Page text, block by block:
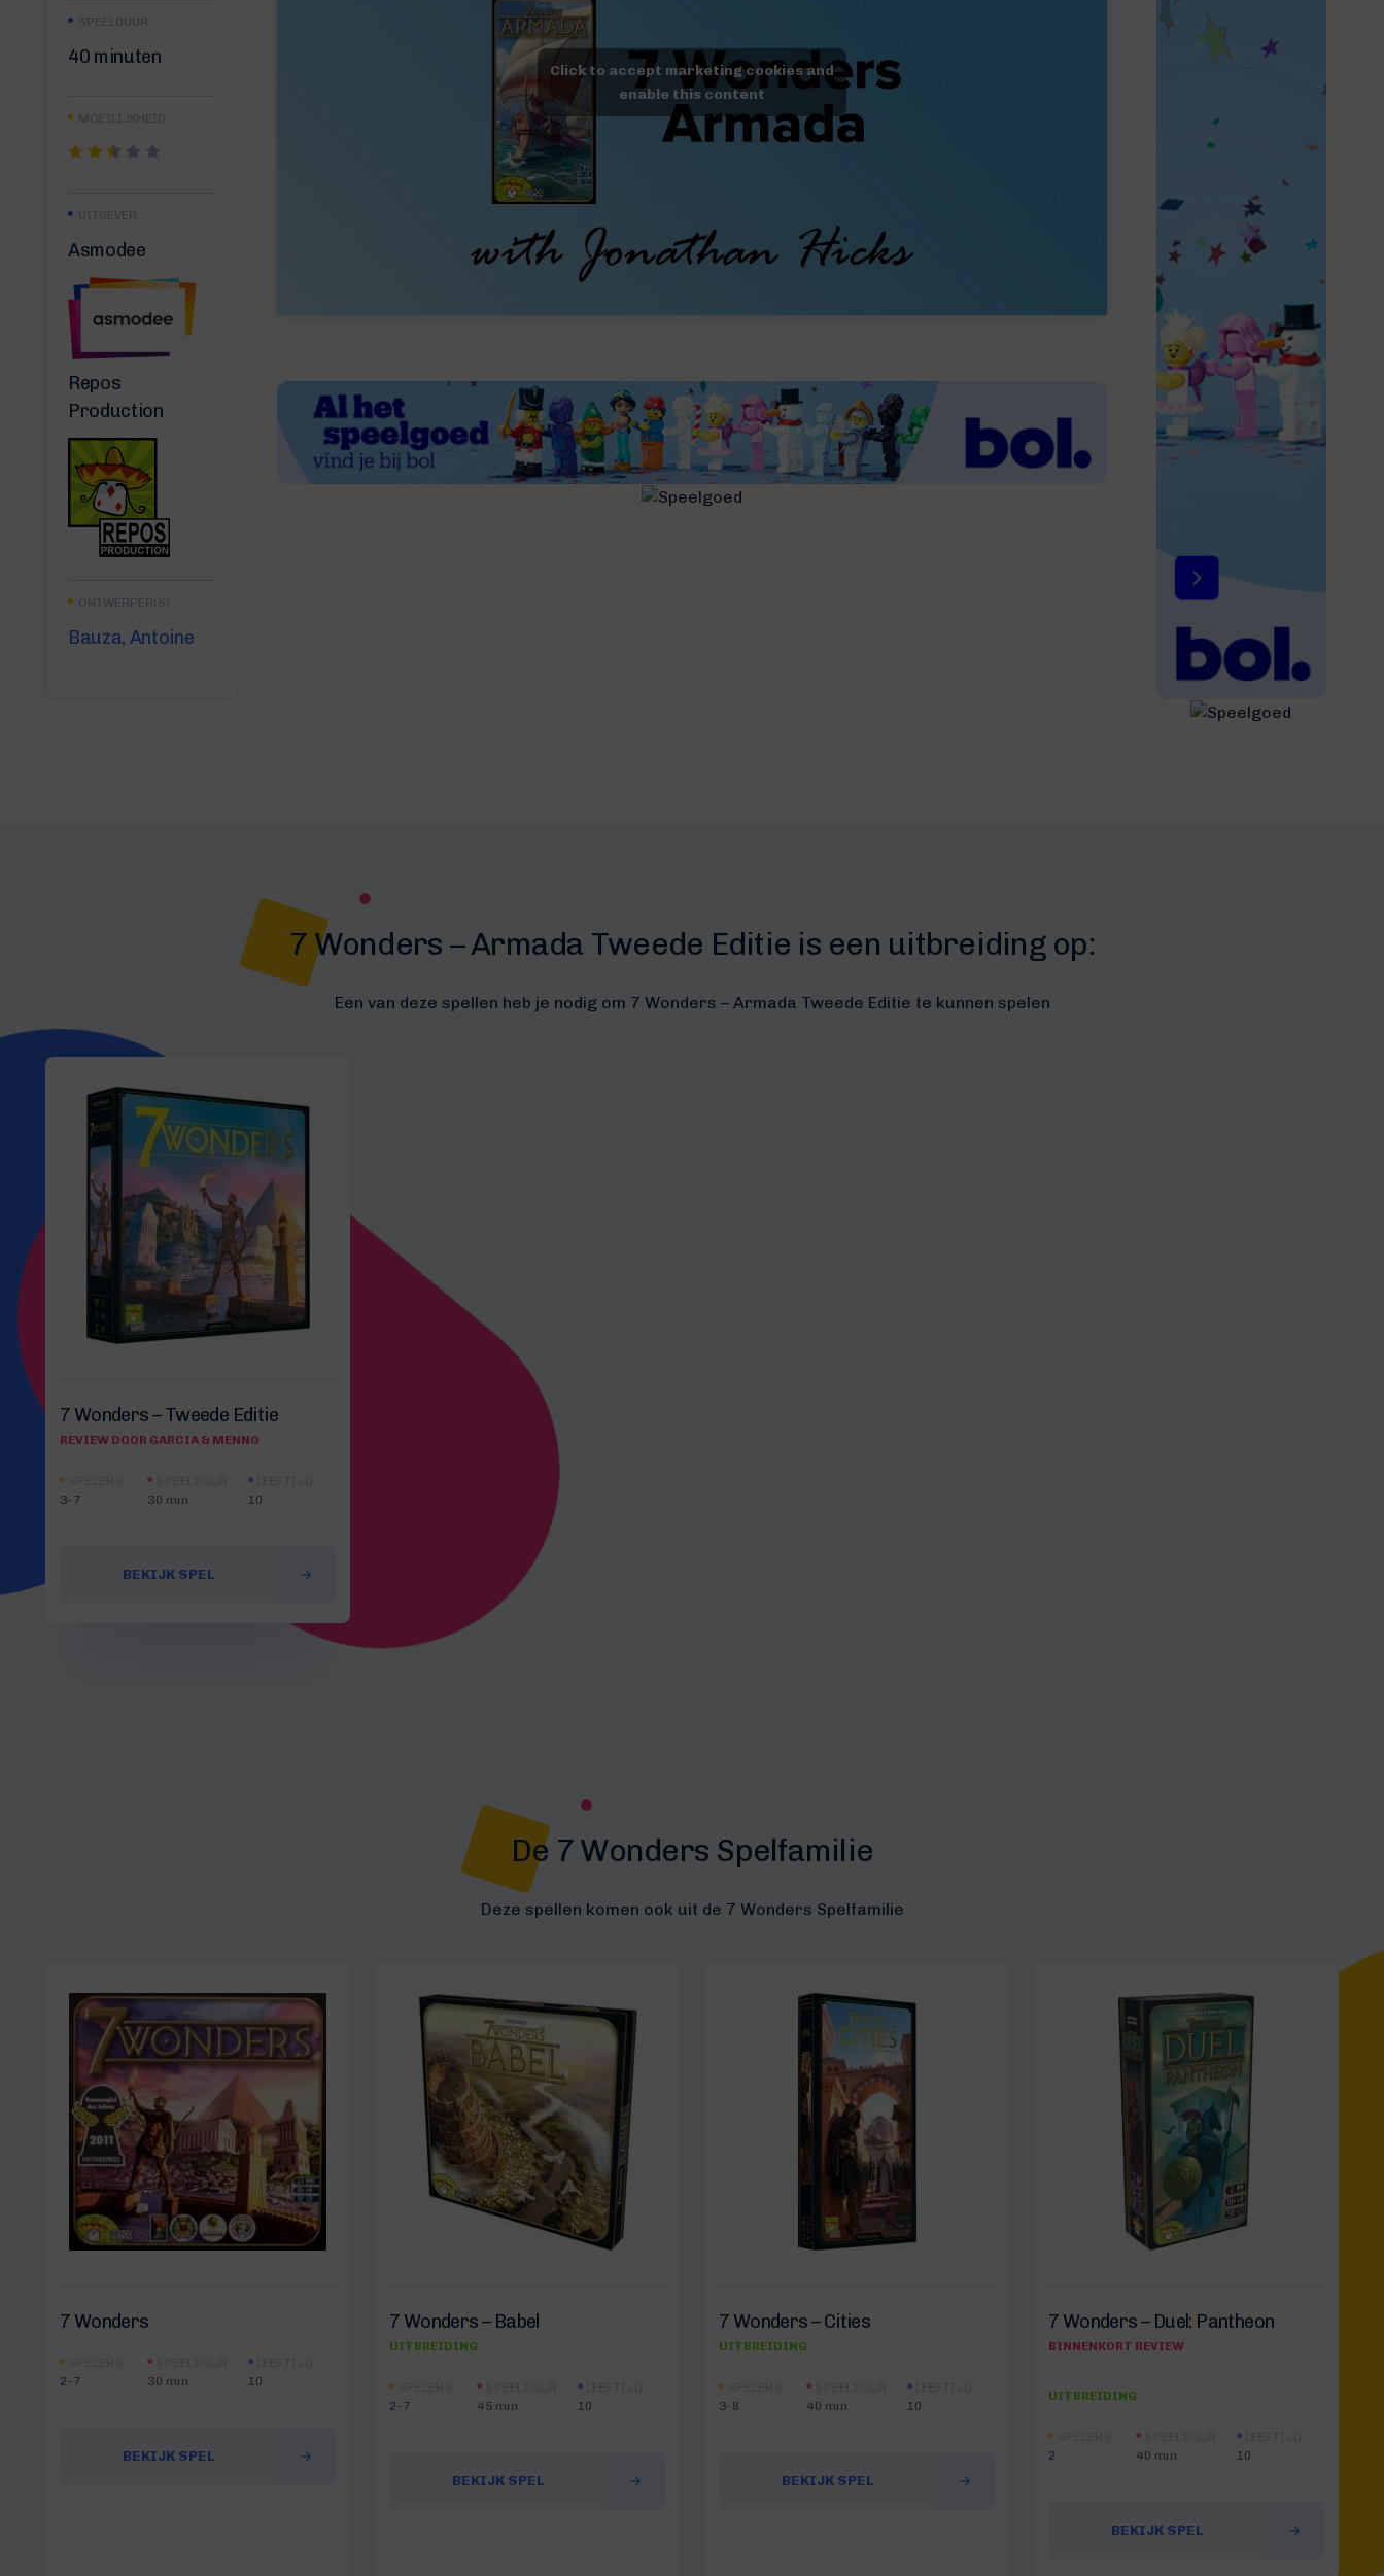
SPEELDUUR
40 minuten
MOEILIJKHEID
UITGEVER:
Asmodee
Repos
Production
ONTWERPER(S)
Bauza, Antoine
Click to accept marketing cookies and
enable this content
7 Wonders – Armada Tweede Editie is een uitbreiding op:
Een van deze spellen heb je nodig om 7 Wonders – Armada Tweede Editie te kunnen spelen
7 Wonders – Tweede Editie
REVIEW DOOR GARCIA & MENNO
3-7
30 min.
10
BEKIJK SPEL
De 7 Wonders Spelfamilie
Deze spellen komen ook uit de 7 Wonders Spelfamilie
7 Wonders
2-7
30 min.
10
BEKIJK SPEL
7 Wonders – Babel
UITBREIDING
2-7
45 min.
10
BEKIJK SPEL
7 Wonders – Cities
UITBREIDING
3-8
40 min.
10
BEKIJK SPEL
7 Wonders – Duel: Pantheon
BINNENKORT REVIEW
UITBREIDING
2
40 min.
10
BEKIJK SPEL